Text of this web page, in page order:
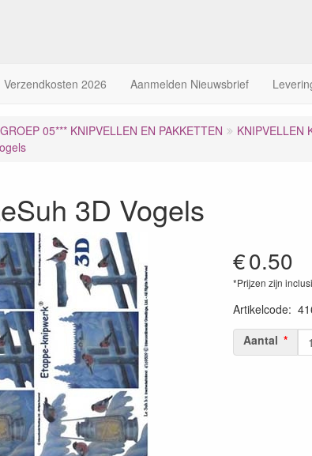
Verzendkosten 2026 Aanmelden Nieuwsbrief
05*** KNIPVELLEN EN PAKKETTEN KNIPVELLEN
3D Vogels
€0.50
*Prijzen zijn
Artikelcode:
Aantal